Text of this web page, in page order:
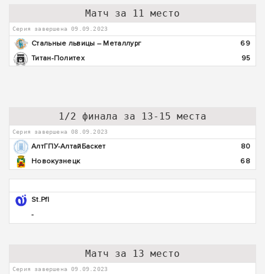
Матч за 11 место
Серия завершена 09.09.2023
Стальные львицы – Металлург
69
Титан-Политех
95
1/2 финала за 13-15 места
Серия завершена 08.09.2023
АлтГПУ-АлтайБаскет
80
Новокузнецк
68
St.Pfl
-
Матч за 13 место
Серия завершена 09.09.2023